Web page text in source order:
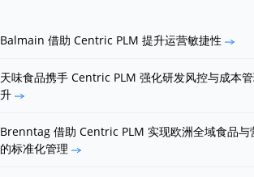
Balmain 借助 Centric PLM 提升运营敏捷性
天味食品携手 Centric PLM 强化研发风控与成本
升
Brenntag 借助 Centric PLM 实现欧洲全域食品与
的标准化管理